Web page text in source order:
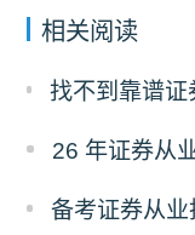
相关阅读